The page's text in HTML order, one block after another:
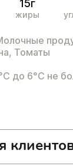
15г
жиры
Томаты
до 6°С не